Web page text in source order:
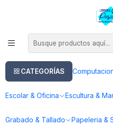
CATEGORÍAS
Escolar & Oficina Escultura &
Grabado & Tallado Papeleria &
Este es el texto
Pincel Ashley Cerda Natural